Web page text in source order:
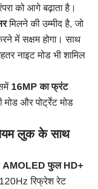
को आगे बढ़ाता है।
मिलने की उम्मीद है, जो
में सक्षम होगा। साथ
नाइट मोड भी शामिल
16MP का फ्रंट
और पोर्ट्रेट मोड
लुक के साथ
AMOLED फुल HD+
रिफ्रेश रेट